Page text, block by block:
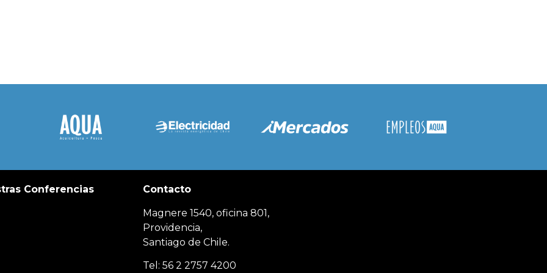
Conferencias Contacto
Magnere 1540, oficina 801,
Providencia,
Santiago de Chile.
Tel: 56 2 2757 4200